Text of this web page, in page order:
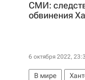
СМИ:
обвинения
6 октября 2022,
В мире